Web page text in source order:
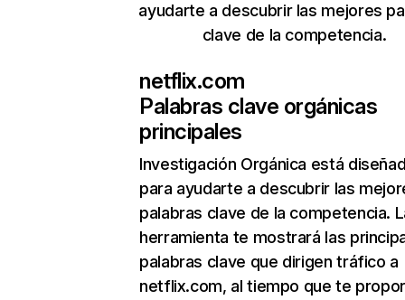
ayudarte a descubrir las mejores
clave de la competencia.
netflix.com
Palabras clave orgánicas
principales
Investigación Orgánica está
para ayudarte a descubrir las
palabras clave de la competencia.
herramienta te mostrará las
palabras clave que dirigen tráfico a
netflix.com, al tiempo que te